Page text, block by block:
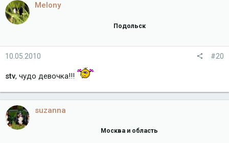
Melony
Подольск
10.05.2010 #20
stv, чудо девочка!!!
suzanna
Москва и область